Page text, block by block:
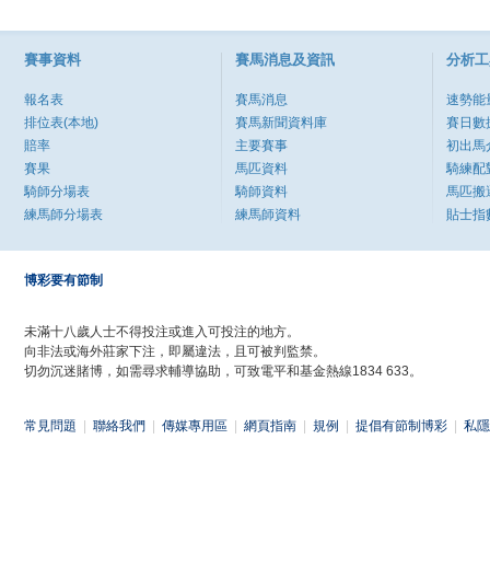
賽事資料
報名表
排位表(本地)
賠率
賽果
騎師分場表
練馬師分場表
賽馬消息及資訊
賽馬消息
賽馬新聞資料庫
主要賽事
馬匹資料
騎師資料
練馬師資料
分析
速勢能
賽日數
初出馬
騎練配
馬匹搬
貼士指
博彩要有節制
未滿十八歲人士不得投注或進入可投注的地方。
向非法或海外莊家下注，即屬違法，且可被判監禁。
切勿沉迷賭博，如需尋求輔導協助，可致電平和基金熱線1834 633。
常見問題 聯絡我們 傳媒專用區 網頁指南 規例 提倡有節制博彩 私